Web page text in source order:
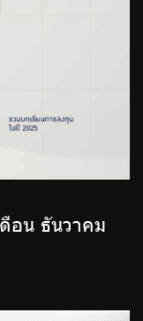
อน ธันวาคม